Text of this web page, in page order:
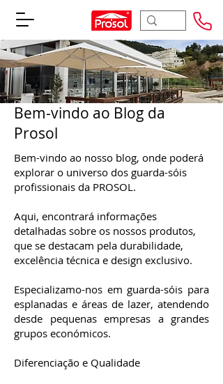
Bem-vindo ao Blog da
Prosol
Bem-vindo ao nosso blog, onde poderá
explorar o universo dos guarda-sóis
profissionais da PROSOL.
Aqui, encontrará informações
detalhadas sobre os nossos produtos,
que se destacam pela durabilidade,
excelência técnica e design exclusivo.
Especializamo-nos em guarda-sóis para
esplanadas e áreas de lazer, atendendo
desde pequenas empresas a grandes
grupos económicos.
Diferenciação e Qualidade